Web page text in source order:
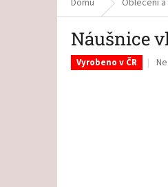
Domů
Oblečení
Náušnice
Vyrobeno v ČR